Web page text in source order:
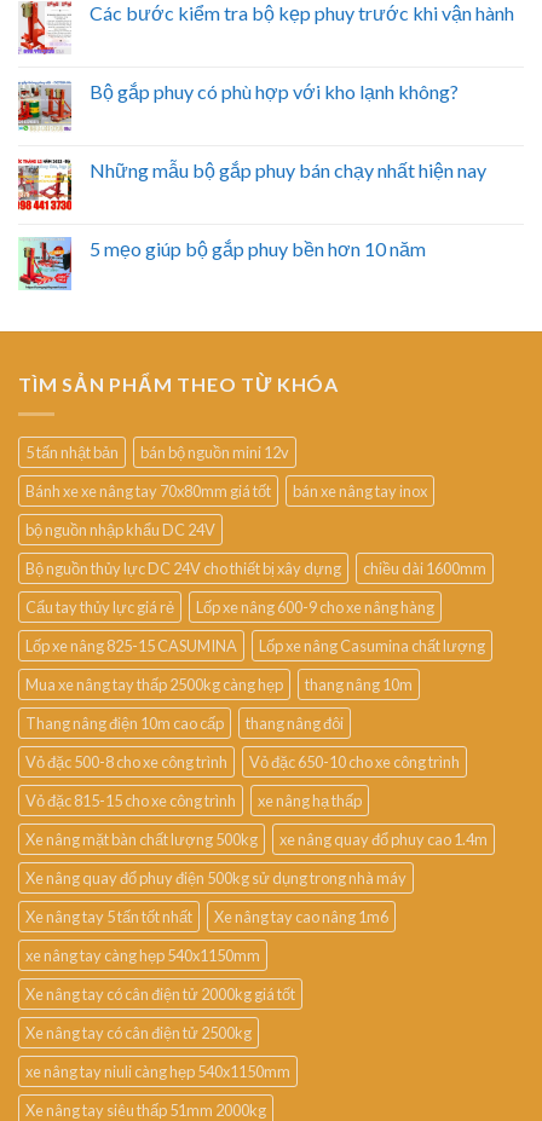
Các bước kiểm tra bộ kẹp phuy trước khi vận hành
Bộ gắp phuy có phù hợp với kho lạnh không?
Những mẫu bộ gắp phuy bán chạy nhất hiện nay
5 mẹo giúp bộ gắp phuy bền hơn 10 năm
TÌM SẢN PHẨM THEO TỪ KHÓA
5 tấn nhật bản
bán bộ nguồn mini 12v
Bánh xe xe nâng tay 70x80mm giá tốt
bán xe nâng tay inox
bộ nguồn nhập khẩu DC 24V
Bộ nguồn thủy lực DC 24V cho thiết bị xây dựng
chiều dài 1600mm
Cẩu tay thủy lực giá rẻ
Lốp xe nâng 600-9 cho xe nâng hàng
Lốp xe nâng 825-15 CASUMINA
Lốp xe nâng Casumina chất lượng
Mua xe nâng tay thấp 2500kg càng hẹp
thang nâng 10m
Thang nâng điện 10m cao cấp
thang nâng đôi
Vỏ đặc 500-8 cho xe công trình
Vỏ đặc 650-10 cho xe công trình
Vỏ đặc 815-15 cho xe công trình
xe nâng hạ thấp
Xe nâng mặt bàn chất lượng 500kg
xe nâng quay đổ phuy cao 1.4m
Xe nâng quay đổ phuy điện 500kg sử dụng trong nhà máy
Xe nâng tay 5 tấn tốt nhất
Xe nâng tay cao nâng 1m6
xe nâng tay càng hẹp 540x1150mm
Xe nâng tay có cân điện tử 2000kg giá tốt
Xe nâng tay có cân điện tử 2500kg
xe nâng tay niuli càng hẹp 540x1150mm
Xe nâng tay siêu thấp 51mm 2000kg